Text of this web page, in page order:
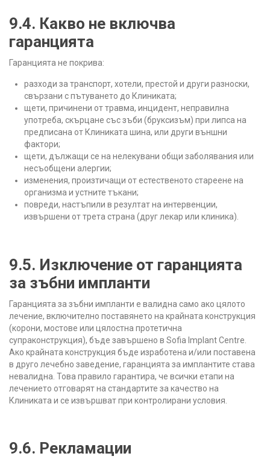
9.4. Какво не включва
гаранцията
Гаранцията не покрива:
разходи за транспорт, хотели, престой и други разноски,
свързани с пътуването до Клиниката;
щети, причинени от травма, инцидент, неправилна
употреба, скърцане със зъби (бруксизъм) при липса на
предписана от Клиниката шина, или други външни
фактори;
щети, дължащи се на нелекувани общи заболявания или
несъобщени алергии;
изменения, произтичащи от естественото стареене на
организма и устните тъкани;
повреди, настъпили в резултат на интервенции,
извършени от трета страна (друг лекар или клиника).
9.5. Изключение от гаранцията
за зъбни импланти
Гаранцията за зъбни импланти е валидна само ако цялото
лечение, включително поставянето на крайната конструкция
(корони, мостове или цялостна протетична
супраконструкция), бъде завършено в Sofia Implant Centre.
Ако крайната конструкция бъде изработена и/или поставена
в друго лечебно заведение, гаранцията за имплантите става
невалидна. Това правило гарантира, че всички етапи на
лечението отговарят на стандартите за качество на
Клиниката и се извършват при контролирани условия.
9.6. Рекламации